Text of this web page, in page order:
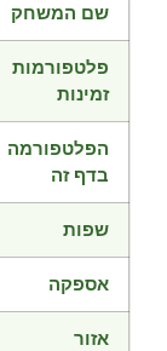
שם המשחק
פלטפורמות
זמינות
הפלטפורמה
בדף זה
שפות
אספקה
אזור